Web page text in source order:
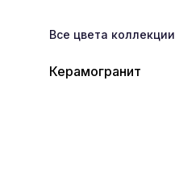
Все цвета коллекции
Керамогранит